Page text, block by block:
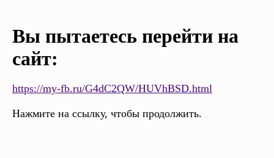
Вы пытаетесь перейти на
сайт:
https://my-fb.ru/G4dC2QW/HUVhBSD.html
Нажмите на ссылку, чтобы продолжить.